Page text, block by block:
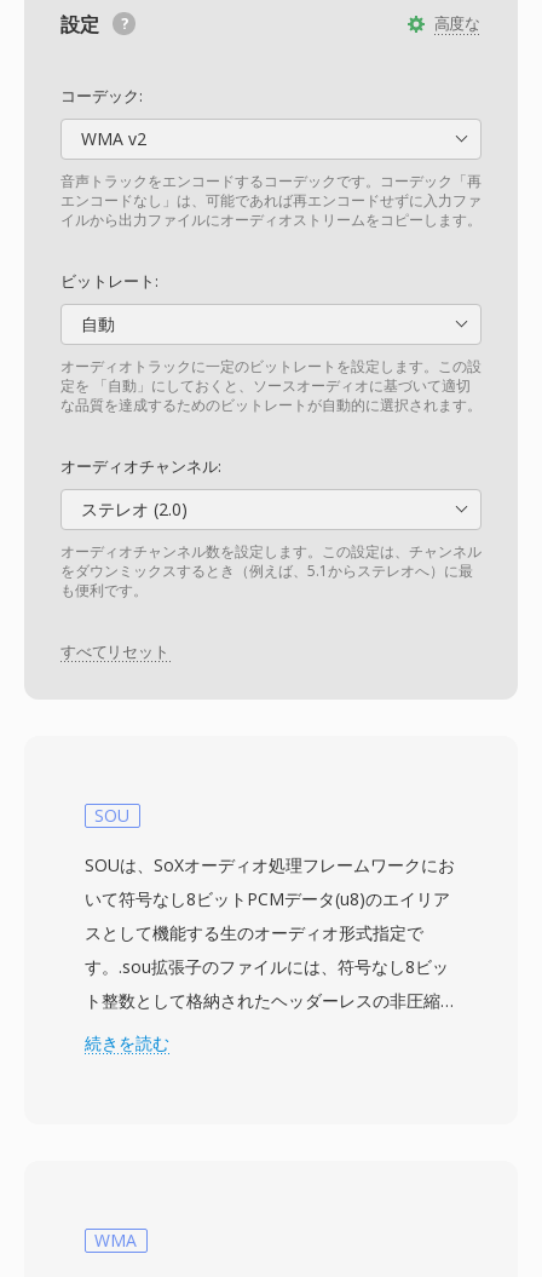
高度な
設定
コーデック:
WMA v2
音声トラックをエンコードするコーデックです。コーデック「再
エンコードなし」は、可能であれば再エンコードせずに入力ファ
イルから出力ファイルにオーディオストリームをコピーします。
ビットレート:
自動
オーディオトラックに一定のビットレートを設定します。この設
定を 「自動」にしておくと、ソースオーディオに基づいて適切
な品質を達成するためのビットレートが自動的に選択されます。
オーディオチャンネル:
ステレオ (2.0)
オーディオチャンネル数を設定します。この設定は、チャンネル
をダウンミックスするとき（例えば、5.1からステレオへ）に最
も便利です。
すべてリセット
SOU
SOUは、SoXオーディオ処理フレームワークにお
いて符号なし8ビットPCMデータ(u8)のエイリア
スとして機能する生のオーディオ形式指定で
す。.sou拡張子のファイルには、符号なし8ビッ
ト整数として格納されたヘッダーレスの非圧縮オ
ーディオサンプルが含まれます — 各バイトは0
ハードウェアがサポートする任意のレートを表現
続きを読む
WMA